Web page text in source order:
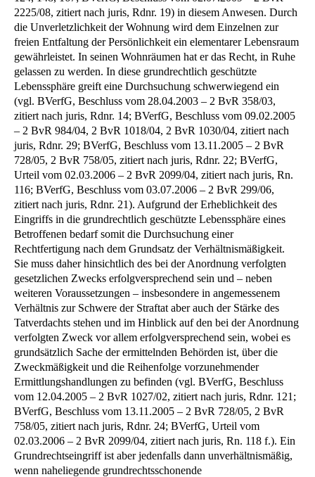
2225/08, zitiert nach juris, Rdnr. 19) in diesem Anwesen. Durch
die Unverletzlichkeit der Wohnung wird dem Einzelnen zur
freien Entfaltung der Persönlichkeit ein elementarer Lebensraum
gewährleistet. In seinen Wohnräumen hat er das Recht, in Ruhe
gelassen zu werden. In diese grundrechtlich geschützte
Lebenssphäre greift eine Durchsuchung schwerwiegend ein
(vgl. BVerfG, Beschluss vom 28.04.2003 – 2 BvR 358/03,
zitiert nach juris, Rdnr. 14; BVerfG, Beschluss vom 09.02.2005
– 2 BvR 984/04, 2 BvR 1018/04, 2 BvR 1030/04, zitiert nach
juris, Rdnr. 29; BVerfG, Beschluss vom 13.11.2005 – 2 BvR
728/05, 2 BvR 758/05, zitiert nach juris, Rdnr. 22; BVerfG,
Urteil vom 02.03.2006 – 2 BvR 2099/04, zitiert nach juris, Rn.
116; BVerfG, Beschluss vom 03.07.2006 – 2 BvR 299/06,
zitiert nach juris, Rdnr. 21). Aufgrund der Erheblichkeit des
Eingriffs in die grundrechtlich geschützte Lebenssphäre eines
Betroffenen bedarf somit die Durchsuchung einer
Rechtfertigung nach dem Grundsatz der Verhältnismäßigkeit.
Sie muss daher hinsichtlich des bei der Anordnung verfolgten
gesetzlichen Zwecks erfolgversprechend sein und – neben
weiteren Voraussetzungen – insbesondere in angemessenem
Verhältnis zur Schwere der Straftat aber auch der Stärke des
Tatverdachts stehen und im Hinblick auf den bei der Anordnung
verfolgten Zweck vor allem erfolgversprechend sein, wobei es
grundsätzlich Sache der ermittelnden Behörden ist, über die
Zweckmäßigkeit und die Reihenfolge vorzunehmender
Ermittlungshandlungen zu befinden (vgl. BVerfG, Beschluss
vom 12.04.2005 – 2 BvR 1027/02, zitiert nach juris, Rdnr. 121;
BVerfG, Beschluss vom 13.11.2005 – 2 BvR 728/05, 2 BvR
758/05, zitiert nach juris, Rdnr. 24; BVerfG, Urteil vom
02.03.2006 – 2 BvR 2099/04, zitiert nach juris, Rn. 118 f.). Ein
Grundrechtseingriff ist aber jedenfalls dann unverhältnismäßig,
wenn naheliegende grundrechtsschonende